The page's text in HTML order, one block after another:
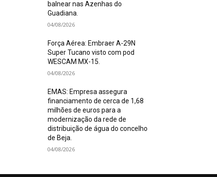
balnear nas Azenhas do
Guadiana.
04/08/2026
Força Aérea: Embraer A-29N
Super Tucano visto com pod
WESCAM MX-15.
04/08/2026
EMAS: Empresa assegura
financiamento de cerca de 1,68
milhões de euros para a
modernização da rede de
distribuição de água do concelho
de Beja.
04/08/2026